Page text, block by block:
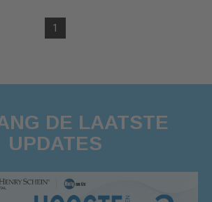
1
DE LAATSTE
UPDATES